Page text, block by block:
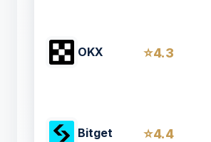
OKX 4.3
Bitget 4.4